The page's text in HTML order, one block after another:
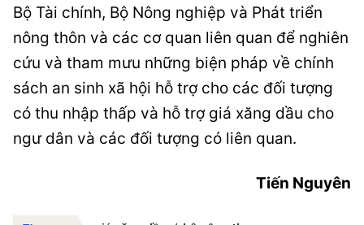
Bộ Tài chính, Bộ Nông nghiệp và Phát triển
nông thôn và các cơ quan liên quan để nghiên
cứu và tham mưu những biện pháp về chính
sách an sinh xã hội hỗ trợ cho các đối tượng
có thu nhập thấp và hỗ trợ giá xăng dầu cho
ngư dân và các đối tượng có liên quan.
Tiến Nguyên